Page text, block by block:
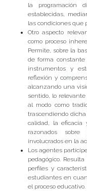
la programación
establecidas,
las condiciones que
Otro aspecto
como proceso
Permite, sobre la
de forma constante
instrumentos y
reflexión y
alcanzando una
sentido, lo
al modo como
trascendiendo
calidad, la eficacia
razonados
involucrados en la
Los agentes
pedagógico.
perfiles y
estudiantes en
el proceso